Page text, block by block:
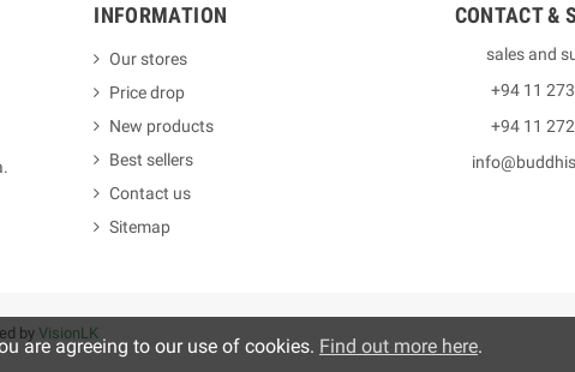
INFORMATION
Our stores
Price drop
New products
Best sellers
Contact us
Sitemap
CONTACT &
sales and
+94 11
+94 11
by VisionLK
are agreeing to our use of cookies. Find out more here.